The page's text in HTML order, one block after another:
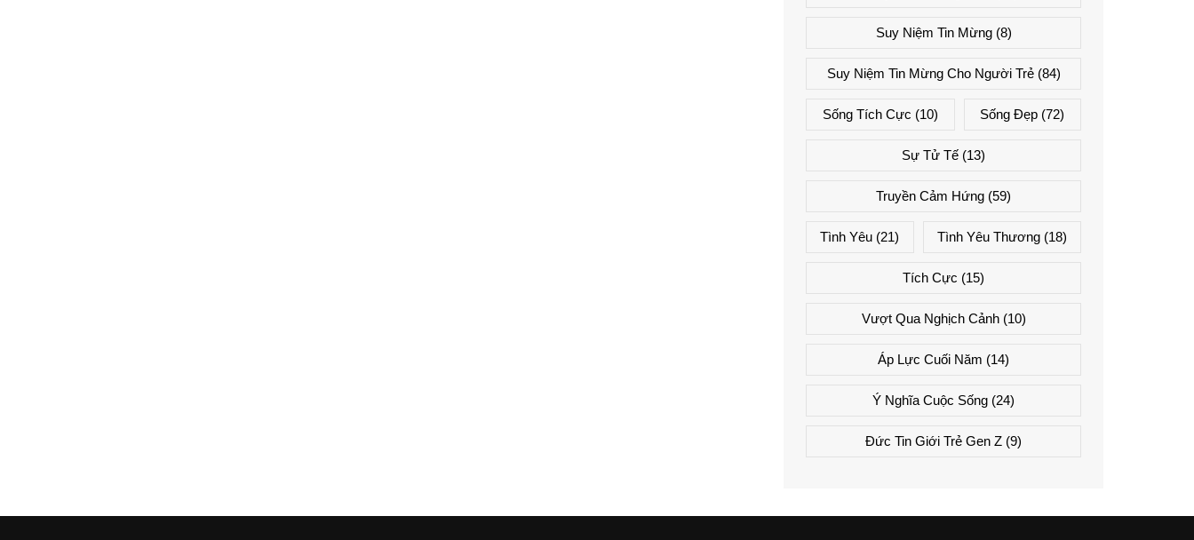
Suy Niệm Tin Mừng(8)
Suy Niệm Tin Mừng Cho Người Trẻ(84)
Sống Tích Cực (10) Sống Đẹp (72)
Sự Tử Tế (13)
Truyền Cảm Hứng (59)
Tình Yêu (21) Tình Yêu Thương(18)
Tích Cực (15)
Vượt Qua Nghịch Cảnh(10)
Áp Lực Cuối Năm (14)
Ý Nghĩa Cuộc Sống (24)
Đức Tin Giới Trẻ Gen Z (9)